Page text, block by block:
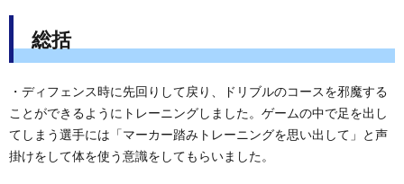
総括
・ディフェンス時に先回りして戻り、ドリブルのコースを邪魔する
ことができるようにトレーニングしました。ゲームの中で足を出し
てしまう選手には「マーカー踏みトレーニングを思い出して」と声
掛けをして体を使う意識をしてもらいました。